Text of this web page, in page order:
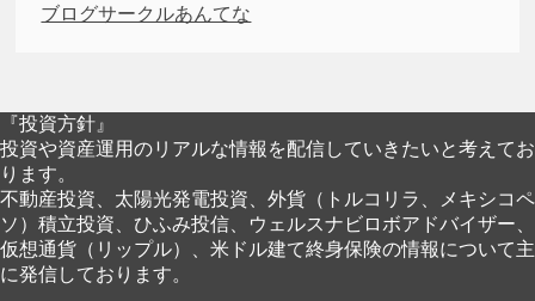
ブログサークルあんてな
『投資方針』
投資や資産運用のリアルな情報を配信していきたいと考えてお
ります。
不動産投資、太陽光発電投資、外貨（トルコリラ、メキシコペ
ソ）積立投資、ひふみ投信、ウェルスナビロボアドバイザー、
仮想通貨（リップル）、米ドル建て終身保険の情報について主
に発信しております。